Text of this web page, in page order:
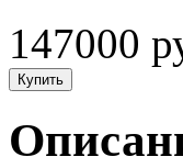
147000